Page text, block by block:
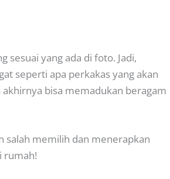
yang ada di foto. Jadi,
seperti apa perkakas yang akan
bisa memadukan beragam
salah memilih dan menerapkan
rumah!